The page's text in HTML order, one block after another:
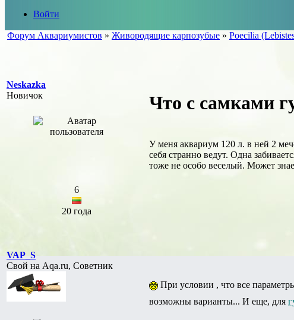
Войти
Форум Аквариумистов » Живородящие карпозубые » Poecilia
Neskazka
Новичок
6
20 года
Что с самками
У меня аквариум 120 л. в ней 2
себя странно ведут. Одна
тоже не особо веселый. Может
VAP_S
Свой на Aqa.ru, Советник
При условии , что все
возможны варианты... И еще, для